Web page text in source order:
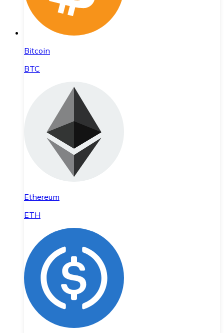
Bitcoin
BTC
Ethereum
ETH